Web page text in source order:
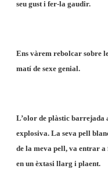
seu gust i fer-la gaudir.
Ens vàrem rebolcar sobre
matí de sexe genial.
L’olor de plàstic barrejada
explosiva. La seva pell
de la meva pell, va entrar
en un èxtasi llarg i plaent.